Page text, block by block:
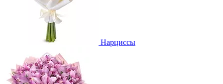
Нарциссы